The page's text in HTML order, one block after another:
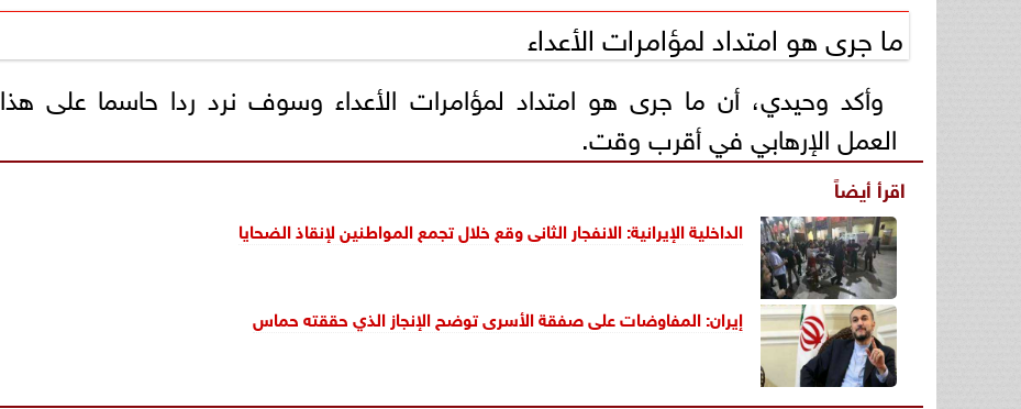
ما جرى هو امتداد لمؤامرات الأعداء
وأكد وحيدي، أن ما جرى هو امتداد لمؤامرات الأعداء وسوف نرد ردا حاسما على هذا
العمل الإرهابي في أقرب وقت.
اقرأ أيضاً
الداخلية الإيرانية: الانفجار الثانى وقع خلال تجمع المواطنين لإنقاذ الضحايا
إيران: المفاوضات على صفقة الأسرى توضح الإنجاز الذي حققته حماس